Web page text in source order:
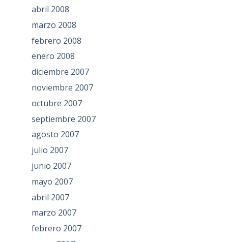
abril 2008
marzo 2008
febrero 2008
enero 2008
diciembre 2007
noviembre 2007
octubre 2007
septiembre 2007
agosto 2007
julio 2007
junio 2007
mayo 2007
abril 2007
marzo 2007
febrero 2007